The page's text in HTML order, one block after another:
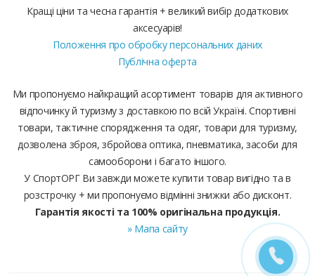
Кращі ціни та чесна гарантія + великий вибір додаткових
аксесуарів!
Положення про обробку персональних даних
Публічна оферта
Ми пропонуємо найкращий асортимент товарів для активного
відпочинку й туризму з доставкою по всій Україні. Спортивні
товари, тактичне спорядження та одяг, товари для туризму,
дозволена зброя, збройова оптика, пневматика, засоби для
самооборони і багато іншого.
У СпортОРГ Ви завжди можете купити товар вигідно та в
розстрочку + ми пропонуємо відмінні знижки або дисконт.
Гарантія якості та 100% оригінальна продукція.
» Мапа сайту